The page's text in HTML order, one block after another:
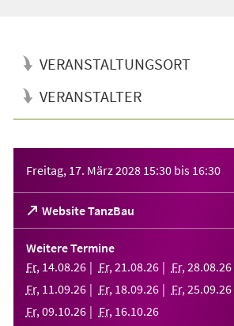
VERANSTALTUNGSORT
VERANSTALTER
Freitag, 17. März 2028 15:30 bis 16:30
Website TanzBau
(Öffnet
in
einem
neuen
Tab)
Weitere Termine
Fr, 14.08.26 Fr, 21 .08.26 Fr, 28.08.26
Fr, 11 .09.26 Fr, 18.09.26 Fr, 25.09.26
Fr, 09.10.26 Fr, 16.10.26